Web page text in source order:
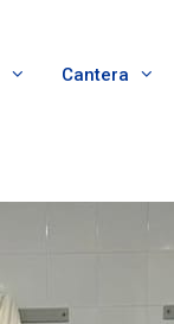
Cantera